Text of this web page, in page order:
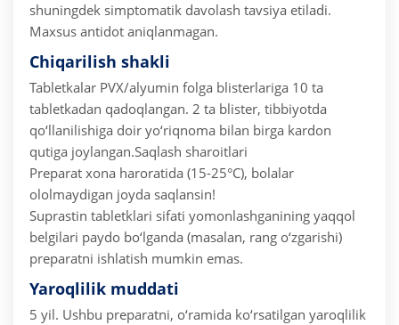
shuningdek simptomatik davolash tavsiya etiladi.
Maxsus antidot aniqlanmagan.
Chiqarilish shakli
Tabletkalar PVX/alyumin folga blisterlariga 10 ta
tabletkadan qadoqlangan. 2 ta blister, tibbiyotda
qo‘llanilishiga doir yo‘riqnoma bilan birga kardon
qutiga joylangan.Saqlash sharoitlari
Preparat xona haroratida (15-25°C), bolalar
ololmaydigan joyda saqlansin!
Suprastin tabletklari sifati yomonlashganining yaqqol
belgilari paydo bo‘lganda (masalan, rang o‘zgarishi)
preparatni ishlatish mumkin emas.
Yaroqlilik muddati
5 yil. Ushbu preparatni, o‘ramida ko‘rsatilgan yaroqlilik